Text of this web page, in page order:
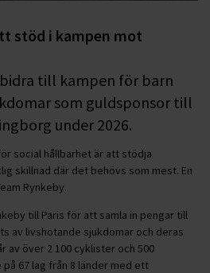
stöd i kampen mot
till kampen för barn
som guldsponsor till
under 2026.
social hållbarhet är att stödja
skillnad där det behövs som mest. En
Rynkeby.
till Paris för att samla in pengar till
av livshotande sjukdomar och deras
av över 2 100 cyklister och 500
67 lag från 8 länder med ett